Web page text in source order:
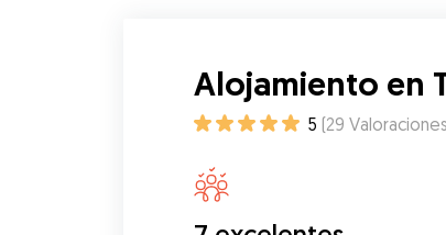
Alojamiento en
5 (29 Valoraciones